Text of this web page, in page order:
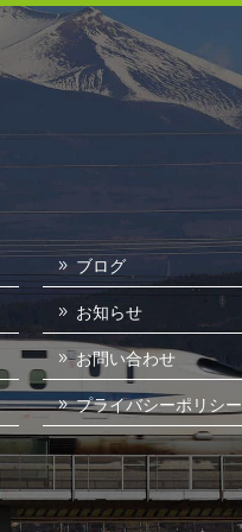
ブログ
お知らせ
お問い合わせ
プライバシーポリシー